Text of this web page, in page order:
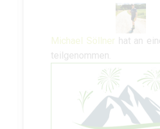
Michael Söllnerhat an
teilgenommen.